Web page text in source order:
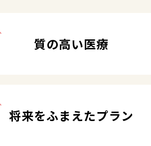
質の高い医療
将来をふまえたプラン